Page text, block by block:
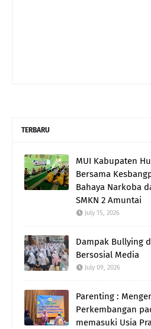
TERBARU
MUI Kabupaten
Bersama
Bahaya Narkoba
SMKN 2 Amuntai
July 15, 2026
Dampak Bullying
Bersosial Media
July 09, 2026
Parenting :
Perkembangan
memasuki Usia